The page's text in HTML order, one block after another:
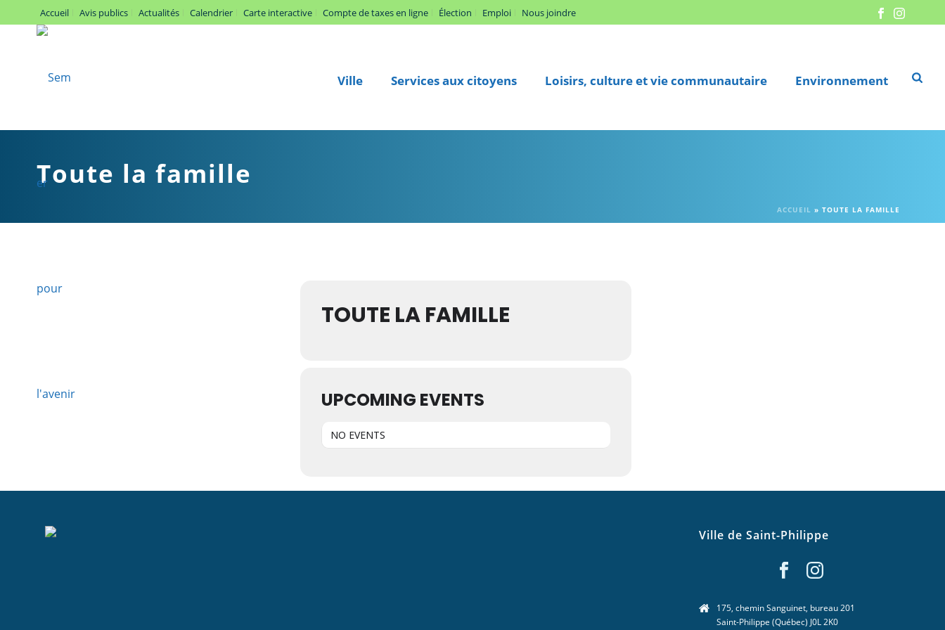
Accueil Avis publics Actualités Calendrier Carte interactive Compte de taxes en ligne Élection Emploi Nous joindre
Ville Services aux citoyens Loisirs, culture et vie communautaire Environnement
Toute la famille
ACCUEIL » TOUTE LA FAMILLE
TOUTE LA FAMILLE
UPCOMING EVENTS
NO EVENTS
Ville de Saint-Philippe
175, chemin Sanguinet, bureau 201
Saint-Philippe (Québec) J0L 2K0